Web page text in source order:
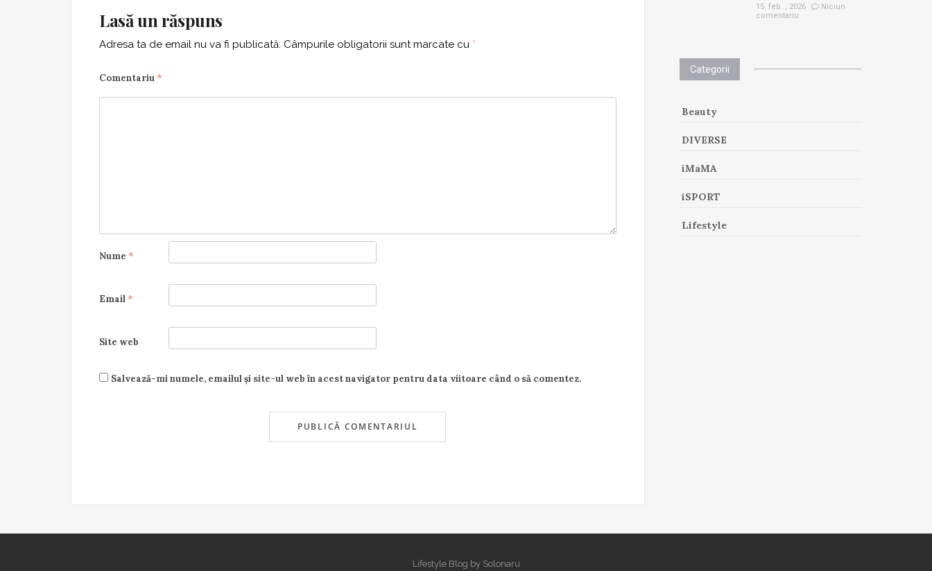
Lasă un răspuns
Adresa ta de email nu va fi publicată. Câmpurile obligatorii sunt marcate cu *
Comentariu *
Nume *
Email *
Site web
Salvează-mi numele, emailul și site-ul web în acest navigator pentru data viitoare când o să comentez.
15. feb. , 2026
Niciun
comentariu
Categorii
Beauty
DIVERSE
iMaMA
iSPORT
Lifestyle
Lifestyle Blog by Solonaru